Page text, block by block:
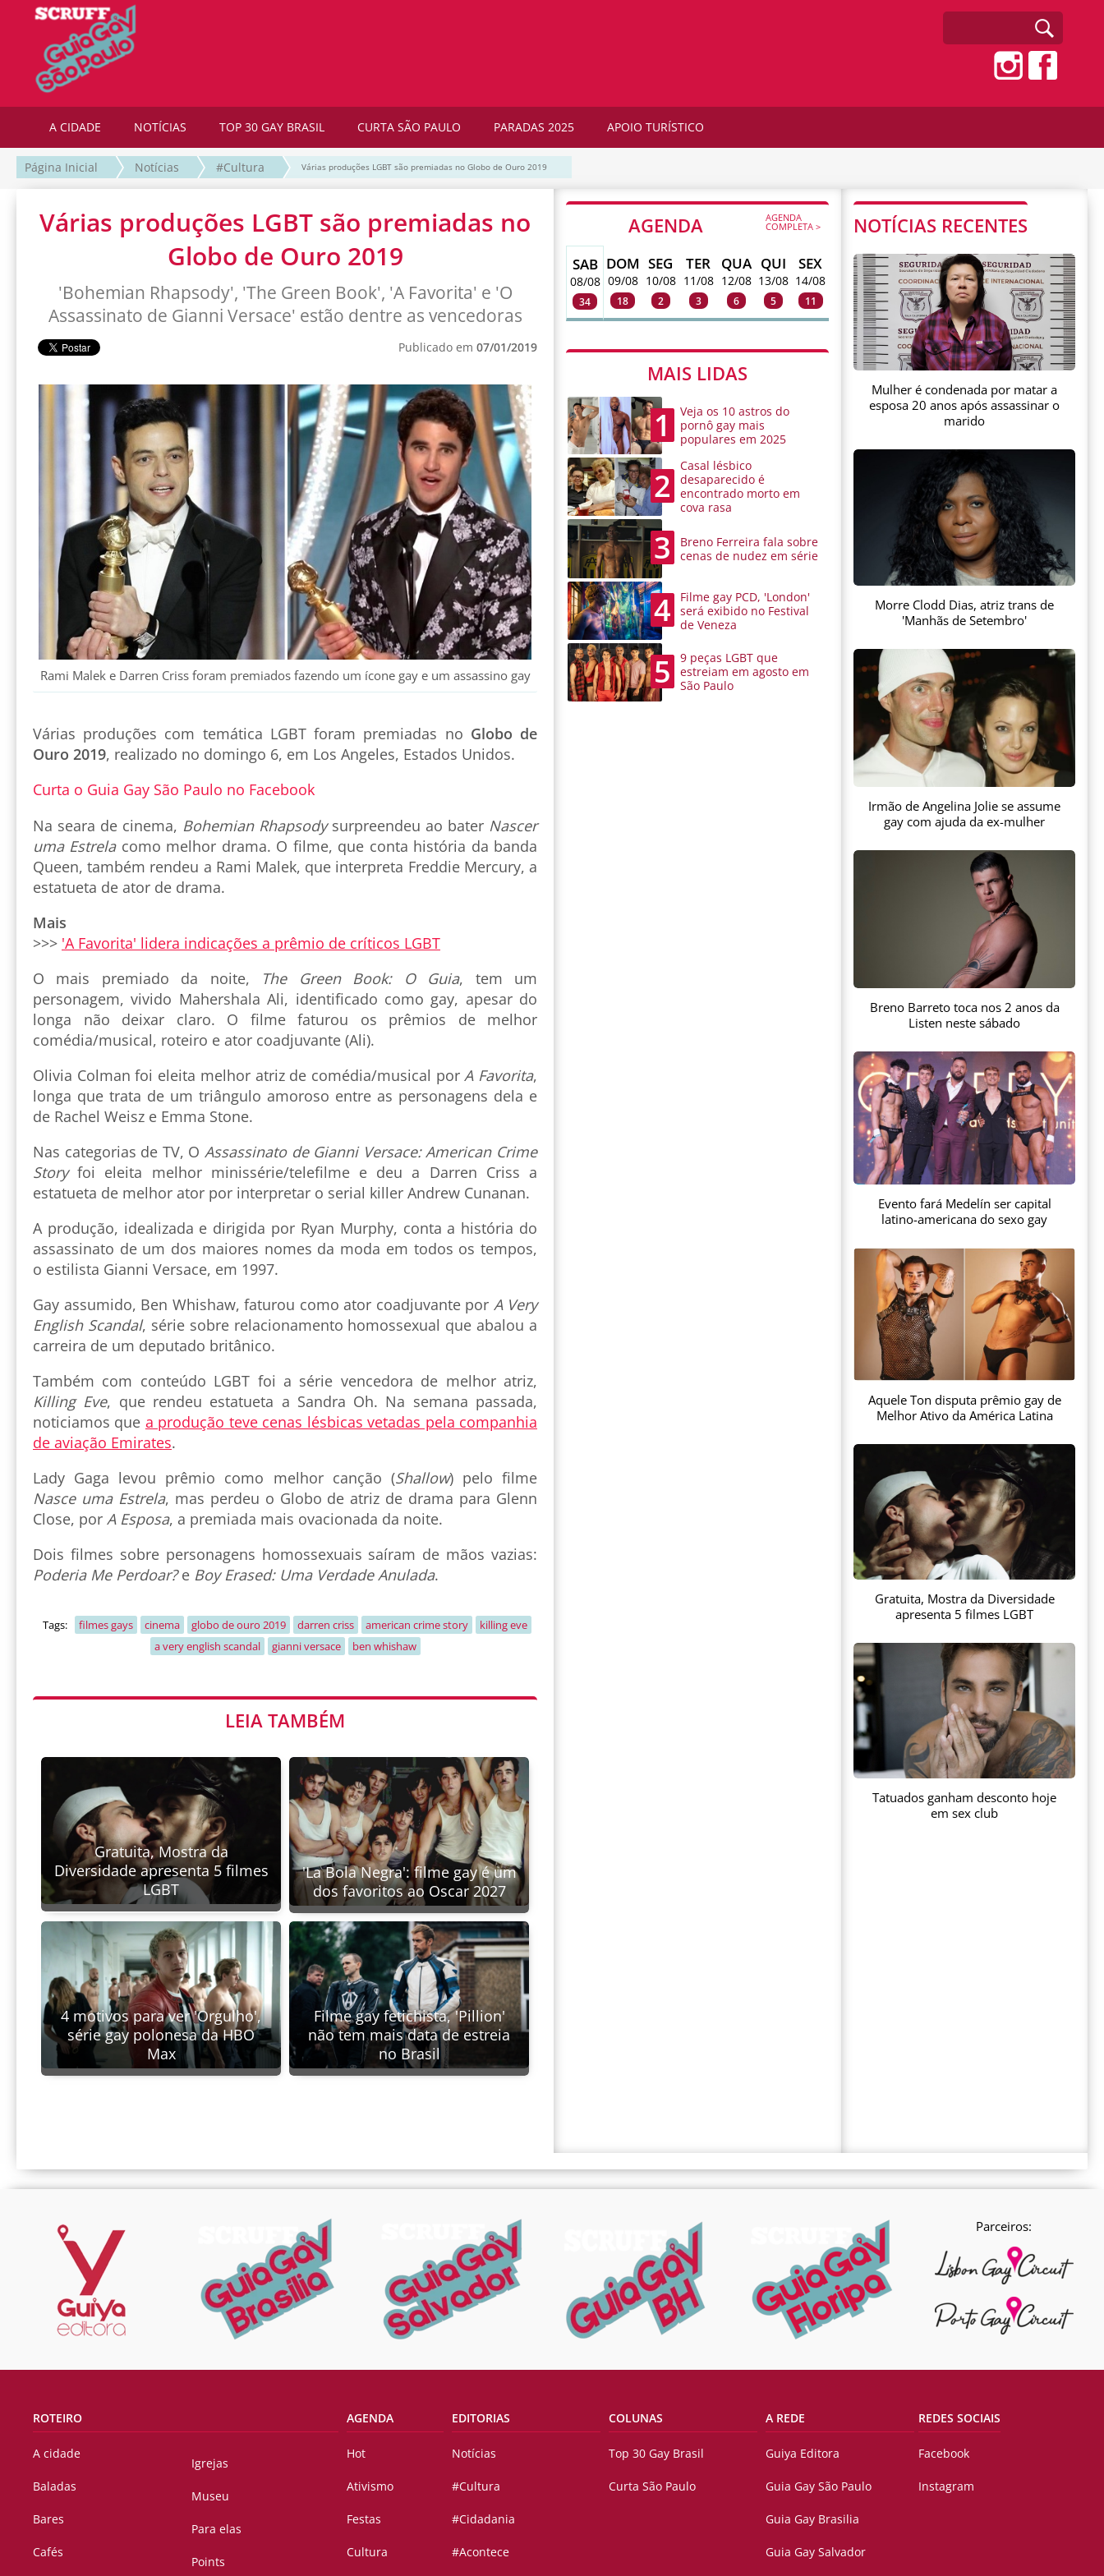
A CIDADE NOTÍCIAS TOP 30 GAY BRASIL CURTA SÃO PAULO PARADAS 2025 APOIO TURÍSTICO
Página Inicial Notícias #Cultura Várias produções LGBT são premiadas no Globo de Ouro 2019
Várias produções LGBT são premiadas no
Globo de Ouro 2019
'Bohemian Rhapsody', 'The Green Book', 'A Favorita' e 'O
Assassinato de Gianni Versace' estão dentre as vencedoras
Publicado em 07/01/2019
Rami Malek e Darren Criss foram premiados fazendo um ícone gay e um assassino gay
Várias produções com temática LGBT foram premiadas no Globo de
Ouro 2019, realizado no domingo 6, em Los Angeles, Estados Unidos.
Curta o Guia Gay São Paulo no Facebook
Na seara de cinema, Bohemian Rhapsodysurpreendeu ao bater Nascer
uma Estrelacomo melhor drama. O filme, que conta história da banda
Queen, também rendeu a Rami Malek, que interpreta Freddie Mercury, a
estatueta de ator de drama.
Mais
>>> 'A Favorita' lidera indicações a prêmio de críticos LGBT
O mais premiado da noite,
The Green Book: O Guia, tem um
personagem, vivido Mahershala Ali, identificado como gay, apesar do
longa não deixar claro. O filme faturou os prêmios de melhor
comédia/musical, roteiro e ator coadjuvante (Ali).
Olivia Colman foi eleita melhor atriz de comédia/musical porA Favorita,
longa que trata de um triângulo amoroso entre as personagens dela e
de Rachel Weisz e Emma Stone.
Nas categorias de TV, O Assassinato de Gianni Versace: American Crime
Storyfoi eleita melhor minissérie/telefilme e deu a Darren Criss a
estatueta de melhor ator por interpretar o serial killer Andrew Cunanan.
A produção, idealizada e dirigida por Ryan Murphy, conta a história do
assassinato de um dos maiores nomes da moda em todos os tempos,
o estilista Gianni Versace, em 1997.
Gay assumido, Ben Whishaw, faturou como ator coadjuvante por A Very
English Scandal, série sobre relacionamento homossexual que abalou a
carreira de um deputado britânico.
Também com conteúdo LGBT foi a série vencedora de melhor atriz,
Killing Eve, que rendeu estatueta a Sandra Oh. Na semana passada,
noticiamos que a produção teve cenas lésbicas vetadas pela companhia
de aviação Emirates.
Lady Gaga levou prêmio como melhor canção (Shallow) pelo filme
Nasce uma Estrela, mas perdeu o Globo de atriz de drama para Glenn
Close, por A Esposa, a premiada mais ovacionada da noite.
Dois filmes sobre personagens homossexuais saíram de mãos vazias:
Poderia Me Perdoar?e Boy Erased: Uma Verdade Anulada.
Tags: filmes gays cinema globo de ouro 2019 darren criss american crime story
killing eve
a very english scandal
gianni versace ben whishaw
LEIA TAMBÉM
Gratuita, Mostra da
Diversidade apresenta 5 filmes
LGBT
'La Bola Negra': filme gay é um
dos favoritos ao Oscar 2027
4 motivos para ver 'Orgulho',
série gay polonesa da HBO
Max
Filme gay fetichista, 'Pillion'
não tem mais data de estreia
no Brasil
AGENDA AGENDA
COMPLETA >
SAB
08/08
34
DOM
09/08
18
SEG
10/08
2
TER
11/08
3
QUA
12/08
6
QUI
13/08
5
SEX
14/08
11
MAIS LIDAS
1
Veja os 10 astros do
pornô gay mais
populares em 2025
2
Casal lésbico
desaparecido é
encontrado morto em
cova rasa
3
Breno Ferreira fala sobre
cenas de nudez em série
4
Filme gay PCD, 'London'
será exibido no Festival
de Veneza
5
9 peças LGBT que
estreiam em agosto em
São Paulo
NOTÍCIAS RECENTES
Mulher é condenada por matar a
esposa 20 anos após assassinar o
marido
Morre Clodd Dias, atriz trans de
'Manhãs de Setembro'
Irmão de Angelina Jolie se assume
gay com ajuda da ex-mulher
Breno Barreto toca nos 2 anos da
Listen neste sábado
Evento fará Medelín ser capital
latino-americana do sexo gay
Aquele Ton disputa prêmio gay de
Melhor Ativo da América Latina
Gratuita, Mostra da Diversidade
apresenta 5 filmes LGBT
Tatuados ganham desconto hoje
em sex club
Parceiros:
ROTEIRO
A cidade
Baladas
Bares
Cafés
Igrejas
Museu
Para elas
Points
AGENDA
Hot
Ativismo
Festas
Cultura
EDITORIAS
Notícias
#Cultura
#Cidadania
#Acontece
COLUNAS
Top 30 Gay Brasil
Curta São Paulo
A REDE
Guiya Editora
Guia Gay São Paulo
Guia Gay Brasilia
Guia Gay Salvador
REDES SOCIAIS
Facebook
Instagram